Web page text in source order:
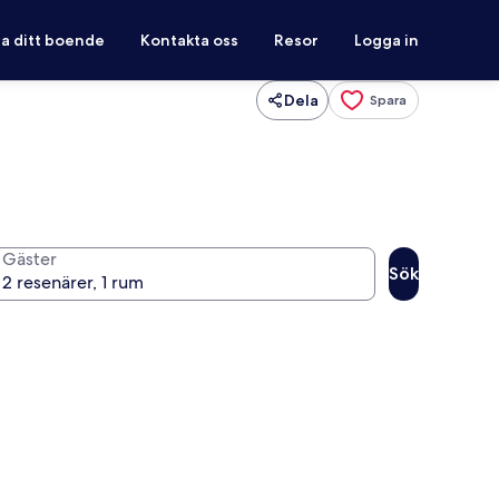
ditt boende Kontakta oss Resor Logga in
Dela Spara
Gäster
Sök